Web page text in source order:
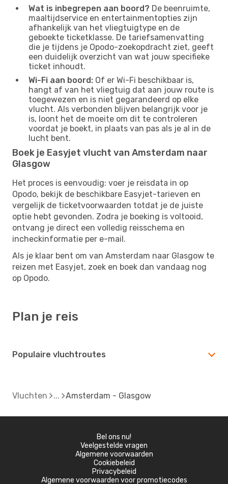
Wat is inbegrepen aan boord? De beenruimte,
maaltijdservice en entertainmentopties zijn
afhankelijk van het vliegtuigtype en de
geboekte ticketklasse. De tariefsamenvatting
die je tijdens je Opodo-zoekopdracht ziet, geeft
een duidelijk overzicht van wat jouw specifieke
ticket inhoudt.
Wi-Fi aan boord: Of er Wi-Fi beschikbaar is,
hangt af van het vliegtuig dat aan jouw route is
toegewezen en is niet gegarandeerd op elke
vlucht. Als verbonden blijven belangrijk voor je
is, loont het de moeite om dit te controleren
voordat je boekt, in plaats van pas als je al in de
lucht bent.
Boek je Easyjet vlucht van Amsterdam naar
Glasgow
Het proces is eenvoudig: voer je reisdata in op
Opodo, bekijk de beschikbare Easyjet-tarieven en
vergelijk de ticketvoorwaarden totdat je de juiste
optie hebt gevonden. Zodra je boeking is voltooid,
ontvang je direct een volledig reisschema en
incheckinformatie per e-mail.
Als je klaar bent om van Amsterdam naar Glasgow te
reizen met Easyjet, zoek en boek dan vandaag nog
op Opodo.
Plan je reis
Populaire vluchtroutes
Vluchten Amsterdam - Glasgow
Bel ons nu!
Veelgestelde vragen
Algemene voorwaarden
Cookiebeleid
Privacybeleid
Algemene voorwaarden voor promotiecodes